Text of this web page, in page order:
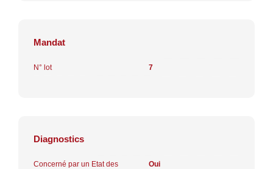
Mandat
N° lot 7
Diagnostics
Concerné par un Etat des
Oui